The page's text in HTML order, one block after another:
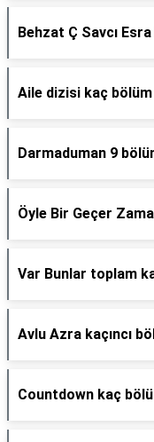
Behzat Ç Savcı
Aile dizisi kaç bölüm
Darmaduman 9
Öyle Bir Geçer
Var Bunlar toplam
Avlu Azra kaçıncı
Countdown kaç